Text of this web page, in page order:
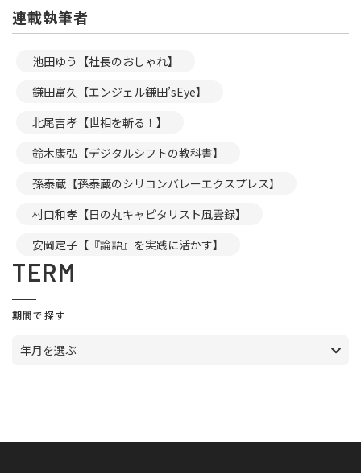
連載執筆者
池田ゆう【社長のおしゃれ】
鎌田富久【エンジェル鎌田’sEye】
北尾吉孝【世相を斬る！】
鈴木康弘【デジタルシフトの教科書】
孫泰蔵【孫泰蔵のシリコンバレーエクスプレス】
村口和孝【日の丸キャピタリスト風雲録】
安岡定子【『論語』を実践に活かす】
TERM
期間で探す
年月を選ぶ